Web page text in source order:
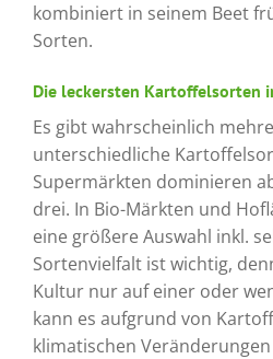
kombiniert in seinem Beet
Sorten.
Die leckersten Kartoffelsorten
Es gibt wahrscheinlich
unterschiedliche
Supermärkten dominieren
drei. In Bio-Märkten und
eine größere Auswahl inkl.
Sortenvielfalt ist wichtig,
Kultur nur auf einer oder
kann es aufgrund von
klimatischen